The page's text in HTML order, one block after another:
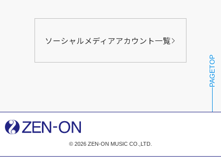
ソーシャルメディアアカウント一覧
PAGETOP
© 2026 ZEN-ON MUSIC CO.,LTD.